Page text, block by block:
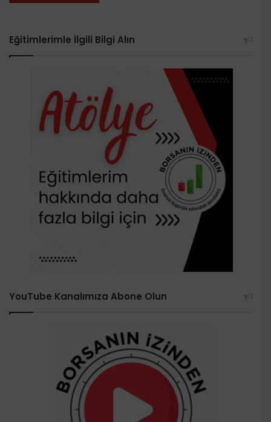
Eğitimlerimle İlgili Bilgi Alın
YouTube Kanalımıza Abone Olun